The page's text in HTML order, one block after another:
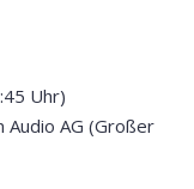
Uhr)
Audio AG (Großer